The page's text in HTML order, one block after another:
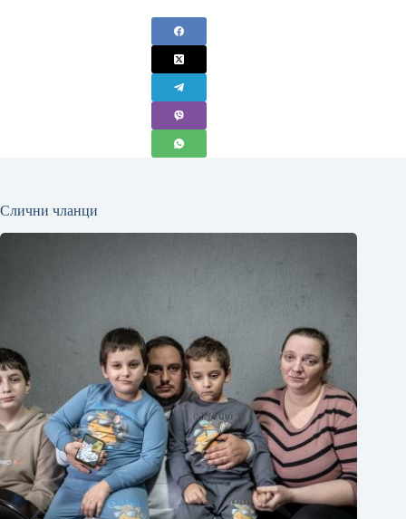
Слични чланци